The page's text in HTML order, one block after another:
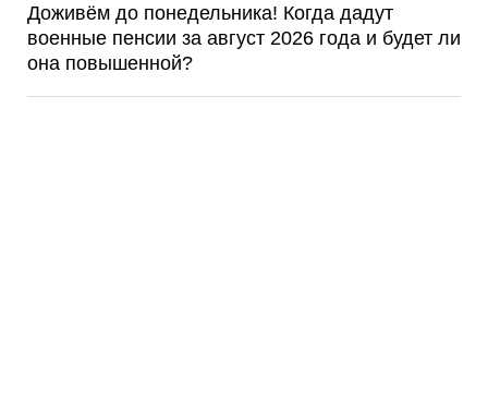
Доживём до понедельника! Когда дадут
военные пенсии за август 2026 года и будет ли
она повышенной?